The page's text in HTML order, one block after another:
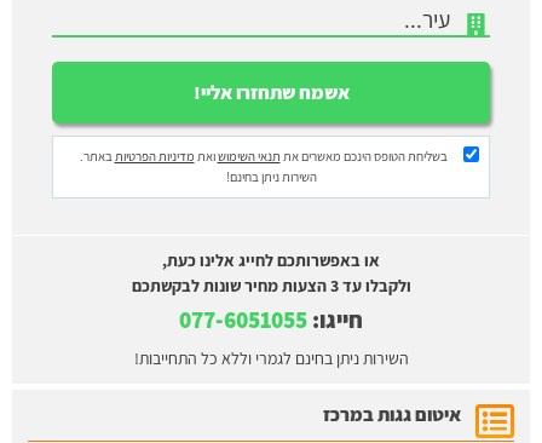
בשליחת הטופס הינכם מאשרים את תנאי השימושואת מדיניות הפרטיות באתר.
השירות ניתן בחינם!
או באפשרותכם לחייג אלינו כעת,
ולקבלו עד 3 הצעות מחיר שונות לבקשתכם
חייגו:
השירות ניתן בחינם לגמרי וללא כל התחייבות!
איטום גגות במרכז